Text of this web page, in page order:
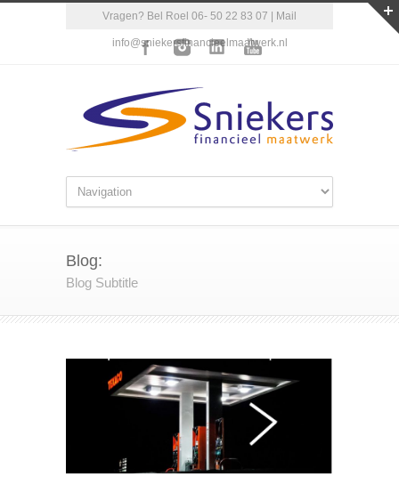
Vragen? Bel Roel 06- 50 22 83 07 | Mail
info@sniekersfinancieelmaatwerk.nl
Blog:
Blog Subtitle